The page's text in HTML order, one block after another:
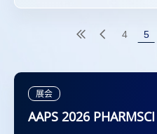
4 5
展会
DMDG-GMP-SPS